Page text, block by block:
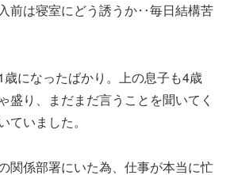
前は寝室にどう誘うか‥毎日結構苦
になったばかり。上の息子も4歳
盛り、まだまだ言うことを聞いてく
ていました。
関係部署にいた為、仕事が本当に忙